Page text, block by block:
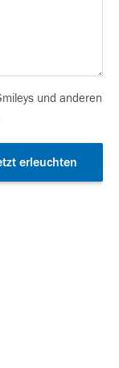
und anderen
erleuchten